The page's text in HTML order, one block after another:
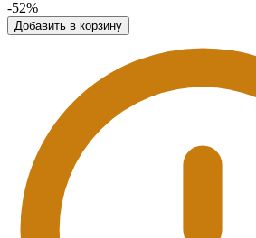
-52%
Добавить в корзину